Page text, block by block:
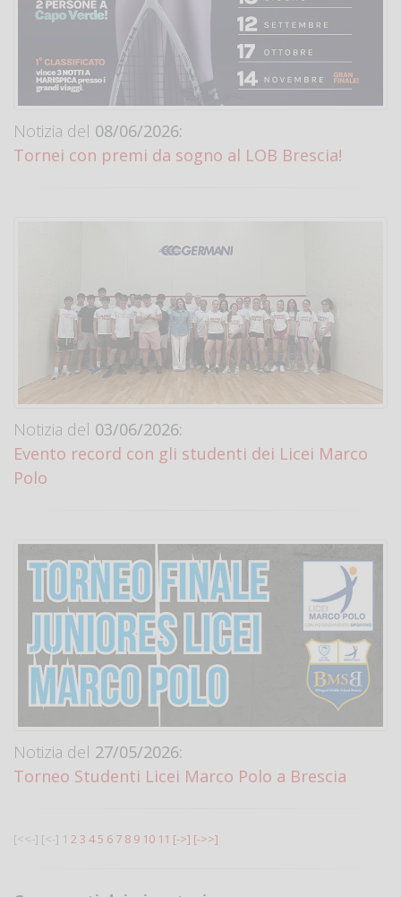
Notizia del 08/06/2026:
Tornei con premi da sogno al LOB Brescia!
Notizia del 03/06/2026:
Evento record con gli studenti dei Licei Marco
Polo
Notizia del 27/05/2026:
Torneo Studenti Licei Marco Polo a Brescia
[<<-] [<-] 1 2 3 4 5 6 7 8 9 10 11 [->] [->>]